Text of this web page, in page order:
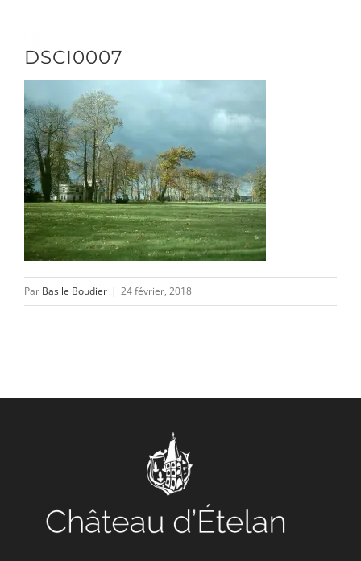
contenu
VENIR
NOUS SUIVRE
L’ASSOCIATION
DSCI0007
Par Basile Boudier | 24 février, 2018